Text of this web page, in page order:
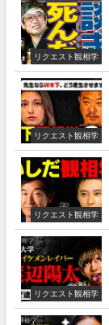
リクエスト観相学
リクエスト観相学
リクエスト観相学
リクエスト観相学